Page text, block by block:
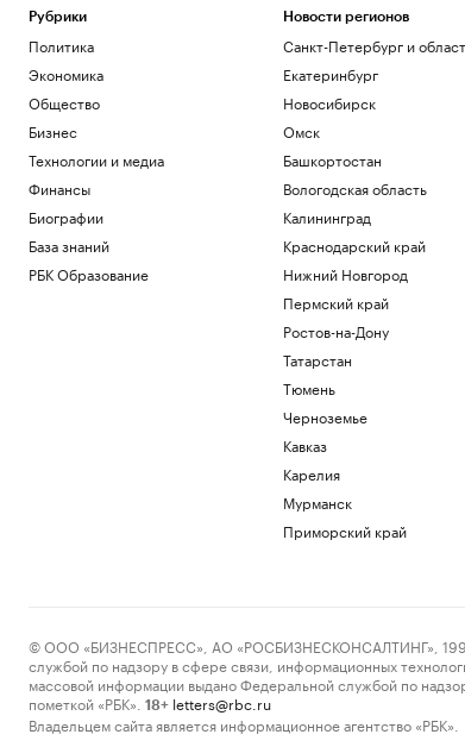
Рубрики
Политика
Экономика
Общество
Бизнес
Технологии и медиа
Финансы
Биографии
База знаний
РБК Образование
Новости регионов
Санкт-Петербург и
Екатеринбург
Новосибирск
Омск
Башкортостан
Вологодская область
Калининград
Краснодарский край
Нижний Новгород
Пермский край
Ростов-на-Дону
Татарстан
Тюмень
Черноземье
Кавказ
Карелия
Мурманск
Приморский край
© ООО «БИЗНЕСПРЕСС», АО «РОСБИЗНЕСКОНСАЛТИНГ»,
службой по надзору в сфере связи, информационных
массовой информации выдано Федеральной службой по
пометкой «РБК».
18+ letters@rbc.ru
Владельцем сайта является информационное агентство «РБК».